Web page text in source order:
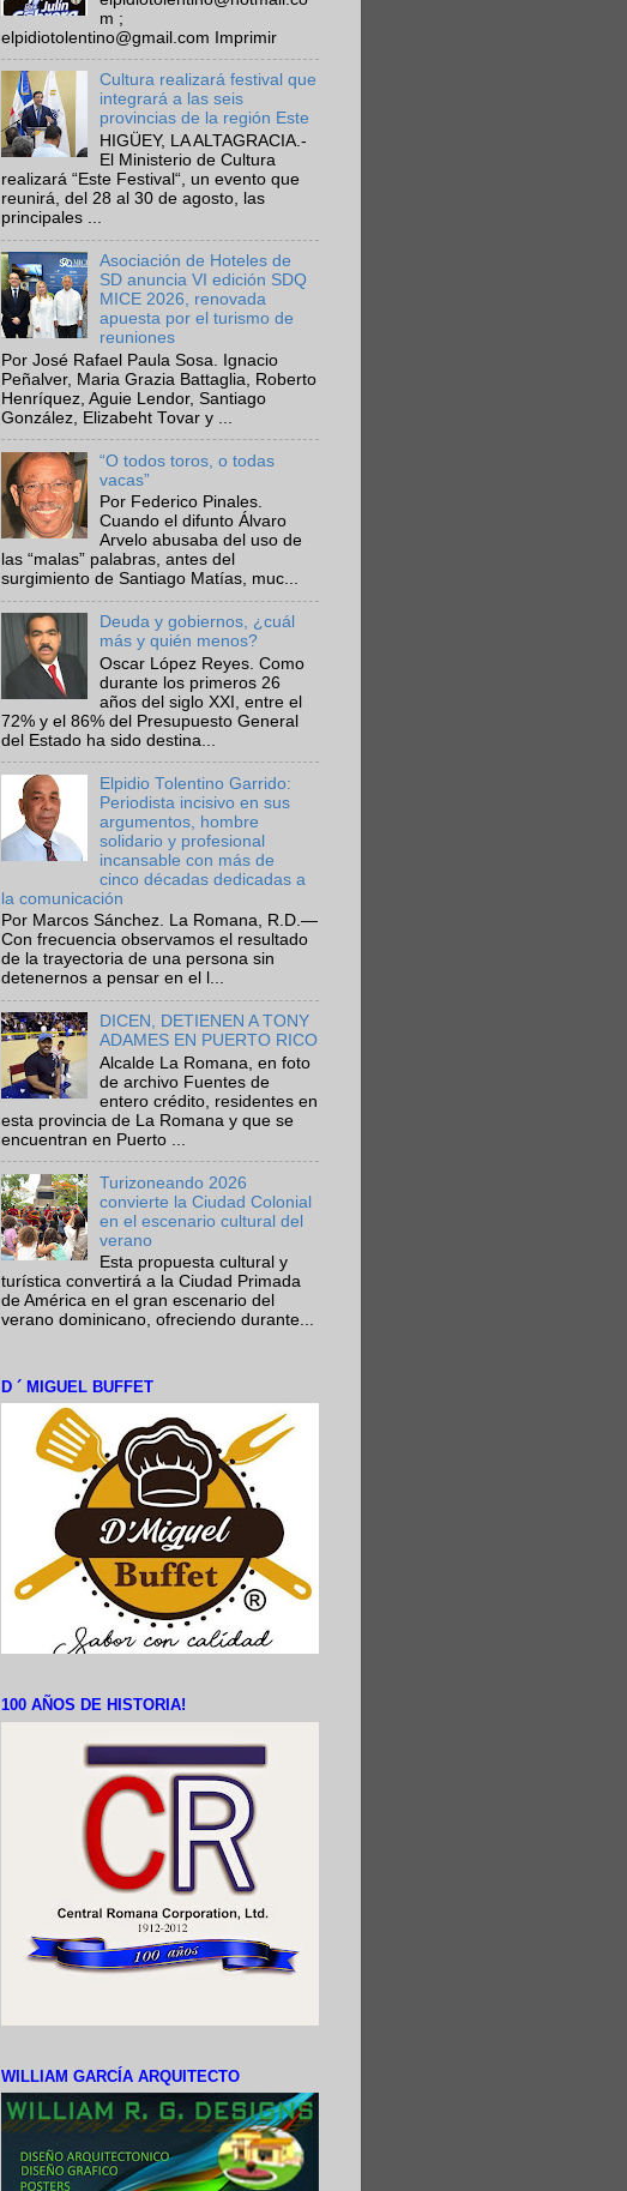
m ;
elpidiotolentino@gmail.com Imprimir
Cultura realizará festival que
integrará a las seis
provincias de la región Este
HIGÜEY, LA ALTAGRACIA.-
El Ministerio de Cultura
realizará “Este Festival“, un evento que
reunirá, del 28 al 30 de agosto, las
principales ...
Asociación de Hoteles de
SD anuncia VI edición SDQ
MICE 2026, renovada
apuesta por el turismo de
reuniones
Por José Rafael Paula Sosa. Ignacio
Peñalver, Maria Grazia Battaglia, Roberto
Henríquez, Aguie Lendor, Santiago
González, Elizabeht Tovar y ...
“O todos toros, o todas
vacas”
Por Federico Pinales.
Cuando el difunto Álvaro
Arvelo abusaba del uso de
las “malas” palabras, antes del
surgimiento de Santiago Matías, muc...
Deuda y gobiernos, ¿cuál
más y quién menos?
Oscar López Reyes. Como
durante los primeros 26
años del siglo XXI, entre el
72% y el 86% del Presupuesto General
del Estado ha sido destina...
Elpidio Tolentino Garrido:
Periodista incisivo en sus
argumentos, hombre
solidario y profesional
incansable con más de
cinco décadas dedicadas a
la comunicación
Por Marcos Sánchez. La Romana, R.D.—
Con frecuencia observamos el resultado
de la trayectoria de una persona sin
detenernos a pensar en el l...
DICEN, DETIENEN A TONY
ADAMES EN PUERTO RICO
Alcalde La Romana, en foto
de archivo Fuentes de
entero crédito, residentes en
esta provincia de La Romana y que se
encuentran en Puerto ...
Turizoneando 2026
convierte la Ciudad Colonial
en el escenario cultural del
verano
Esta propuesta cultural y
turística convertirá a la Ciudad Primada
de América en el gran escenario del
verano dominicano, ofreciendo durante...
D ´ MIGUEL BUFFET
100 AÑOS DE HISTORIA!
WILLIAM GARCÍA ARQUITECTO